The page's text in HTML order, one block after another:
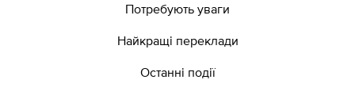
Потребують уваги
Найкращі переклади
Останні події